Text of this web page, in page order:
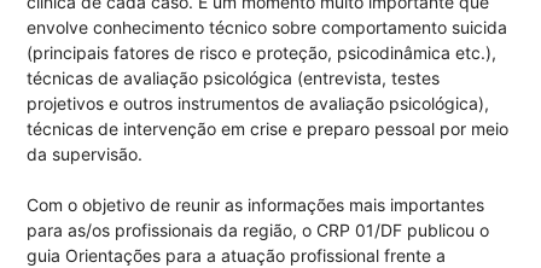
envolve conhecimento técnico sobre comportamento suicida
(principais fatores de risco e proteção, psicodinâmica etc.),
técnicas de avaliação psicológica (entrevista, testes
projetivos e outros instrumentos de avaliação psicológica),
técnicas de intervenção em crise e preparo pessoal por meio
da supervisão.
Com o objetivo de reunir as informações mais importantes
para as/os profissionais da região, o CRP 01/DF publicou o
guia Orientações para a atuação profissional frente a